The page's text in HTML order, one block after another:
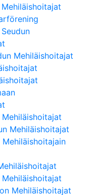
Mehiläishoitajat
Mehiläishoitajat
Mehiläishoitajat
Mehiläishoitajain
Mehiläishoitajat